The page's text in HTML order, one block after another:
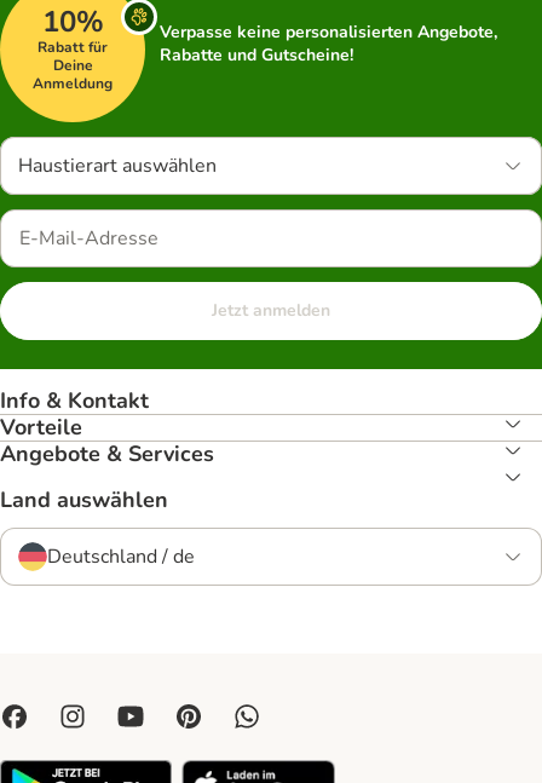
10%
Rabatt für
Deine
Anmeldung
Verpasse keine personalisierten Angebote,
Rabatte und Gutscheine!
Haustierart auswählen
Jetzt anmelden
Info & Kontakt
Vorteile
Angebote & Services
Land auswählen
Deutschland / de